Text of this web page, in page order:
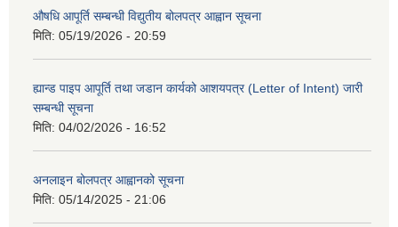
औषधि आपूर्ति सम्बन्धी विद्युतीय बोलपत्र आह्वान सूचना
मिति: 05/19/2026 - 20:59
ह्यान्ड पाइप आपूर्ति तथा जडान कार्यको आशयपत्र (Letter of Intent) जारी
सम्बन्धी सूचना
मिति: 04/02/2026 - 16:52
अनलाइन बोलपत्र आह्वानको सूचना
मिति: 05/14/2025 - 21:06